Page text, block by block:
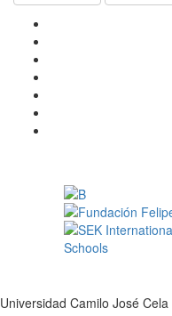
Universidad Camilo José